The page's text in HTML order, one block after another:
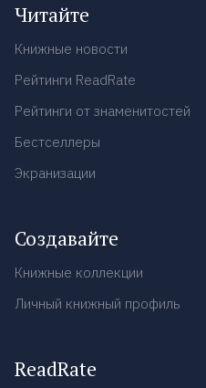
Читайте
Книжные новости
Рейтинги ReadRate
Рейтинги от знаменитостей
Бестселлеры
Экранизации
Создавайте
Книжные коллекции
Личный книжный профиль
ReadRate